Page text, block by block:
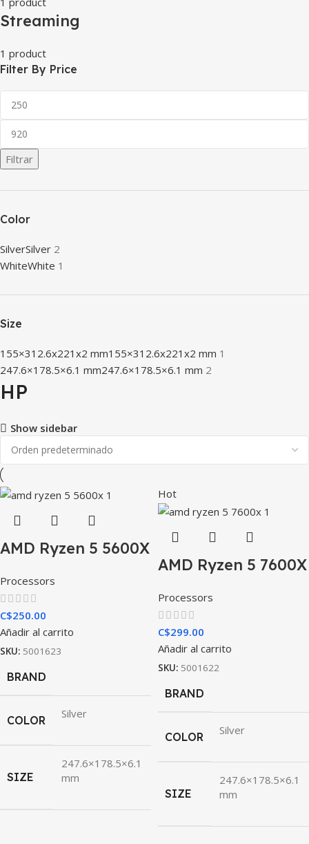
Streaming
1 product
Filter By Price
Filtrar
Color
SilverSilver 2
WhiteWhite 1
Size
155×312.6x221x2 mm155×312.6x221x2 mm 1
247.6×178.5×6.1 mm247.6×178.5×6.1 mm 2
HP
Show sidebar
AMD Ryzen 5 5600X
Processors
C$250.00
Añadir al carrito
SKU: 5001623
BRAND
COLOR Silver
SIZE
247.6×178.5×6.1
mm
Hot
AMD Ryzen 5 7600X
Processors
C$299.00
Añadir al carrito
SKU: 5001622
BRAND
COLOR Silver
SIZE
247.6×178.5×6.1
mm